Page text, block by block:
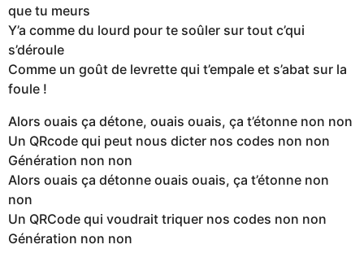
que tu meurs
Y’a comme du lourd pour te soûler sur tout c’qui
s’déroule
Comme un goût de levrette qui t’empale et s’abat sur la
foule !
Alors ouais ça détone, ouais ouais, ça t’étonne non non
Un QRcode qui peut nous dicter nos codes non non
Génération non non
Alors ouais ça détonne ouais ouais, ça t’étonne non
non
Un QRCode qui voudrait triquer nos codes non non
Génération non non